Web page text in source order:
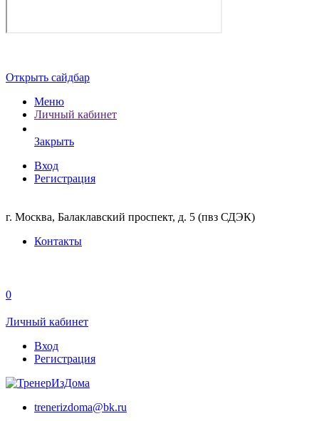
Открыть сайдбар
Меню
Личный кабинет
Закрыть
Вход
Регистрация
г. Москва, Балаклавский проспект, д. 5 (пвз СДЭК)
Контакты
0
Личный кабинет
Вход
Регистрация
trenerizdoma@bk.ru